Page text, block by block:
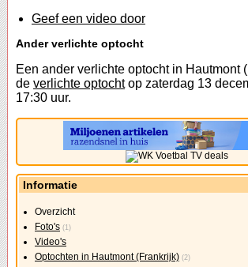
Geef een video door
Ander verlichte optocht
Een ander verlichte optocht in Hautmont
de verlichte optochtop zaterdag 13
17:30 uur.
Informatie
Overzicht
Foto's (1)
Video's
Optochten in Hautmont (Frankrijk) (2)